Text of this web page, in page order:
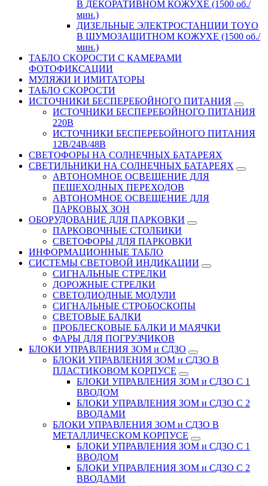
В ДЕКОРАТИВНОМ КОЖУХЕ (1500 об./
мин.)
ДИЗЕЛЬНЫЕ ЭЛЕКТРОСТАНЦИИ TOYO
В ШУМОЗАЩИТНОМ КОЖУХЕ (1500 об./
мин.)
ТАБЛО СКОРОСТИ С КАМЕРАМИ
ФОТОФИКСАЦИИ
МУЛЯЖИ И ИМИТАТОРЫ
ТАБЛО СКОРОСТИ
ИСТОЧНИКИ БЕСПЕРЕБОЙНОГО ПИТАНИЯ
ИСТОЧНИКИ БЕСПЕРЕБОЙНОГО ПИТАНИЯ
220В
ИСТОЧНИКИ БЕСПЕРЕБОЙНОГО ПИТАНИЯ
12В/24В/48В
СВЕТОФОРЫ НА СОЛНЕЧНЫХ БАТАРЕЯХ
СВЕТИЛЬНИКИ НА СОЛНЕЧНЫХ БАТАРЕЯХ
АВТОНОМНОЕ ОСВЕЩЕНИЕ ДЛЯ
ПЕШЕХОДНЫХ ПЕРЕХОДОВ
АВТОНОМНОЕ ОСВЕЩЕНИЕ ДЛЯ
ПАРКОВЫХ ЗОН
ОБОРУДОВАНИЕ ДЛЯ ПАРКОВКИ
ПАРКОВОЧНЫЕ СТОЛБИКИ
СВЕТОФОРЫ ДЛЯ ПАРКОВКИ
ИНФОРМАЦИОННЫЕ ТАБЛО
CИСТЕМЫ СВЕТОВОЙ ИНДИКАЦИИ
СИГНАЛЬНЫЕ СТРЕЛКИ
ДОРОЖНЫЕ СТРЕЛКИ
СВЕТОДИОДНЫЕ МОДУЛИ
СИГНАЛЬНЫЕ СТРОБОСКОПЫ
СВЕТОВЫЕ БАЛКИ
ПРОБЛЕСКОВЫЕ БАЛКИ И МАЯЧКИ
ФАРЫ ДЛЯ ПОГРУЗЧИКОВ
БЛОКИ УПРАВЛЕНИЯ ЗОМ и СДЗО
БЛОКИ УПРАВЛЕНИЯ ЗОМ и СДЗО В
ПЛАСТИКОВОМ КОРПУСЕ
БЛОКИ УПРАВЛЕНИЯ ЗОМ и СДЗО С 1
ВВОДОМ
БЛОКИ УПРАВЛЕНИЯ ЗОМ и СДЗО С 2
ВВОДАМИ
БЛОКИ УПРАВЛЕНИЯ ЗОМ и СДЗО В
МЕТАЛЛИЧЕСКОМ КОРПУСЕ
БЛОКИ УПРАВЛЕНИЯ ЗОМ и СДЗО С 1
ВВОДОМ
БЛОКИ УПРАВЛЕНИЯ ЗОМ и СДЗО С 2
ВВОДАМИ